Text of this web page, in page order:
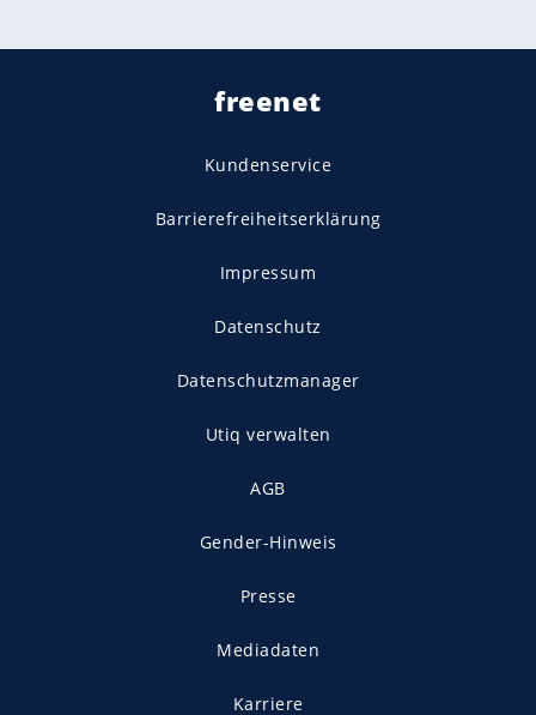
freenet
Kundenservice
Barrierefreiheitserklärung
Impressum
Datenschutz
Datenschutzmanager
Utiq verwalten
AGB
Gender-Hinweis
Presse
Mediadaten
Karriere